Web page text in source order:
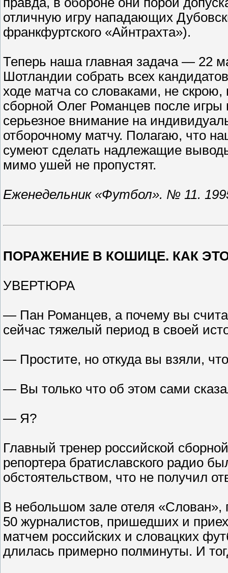
отличную игру нападающих
франкфуртского «Айнтрахта»).
Теперь наша главная задача — 22
Шотландии собрать всех
ходе матча со словаками, не
сборной Олег Романцев после игры
серьезное внимание на
отборочному матчу. Полагаю, что
сумеют сделать надлежащие
мимо ушей не пропустят.
Еженедельник «Футбол». № 11.
ПОРАЖЕНИЕ В КОШИЦЕ. КАК
УВЕРТЮРА
— Пан Романцев, а почему вы
сейчас тяжелый период в своей
— Простите, но откуда вы взяли,
— Вы только что об этом сами
— Я?
Главный тренер российской
репортера братиславского радио
обстоятельством, что не получил
В небольшом зале отеля «Слован»,
50 журналистов, пришедших и
матчем российских и словацких
длилась примерно полминуты. И